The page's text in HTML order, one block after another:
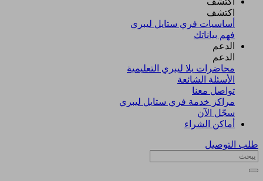
اكتشف​
أساسيات فري ستايل ليبري
فهم بياناتك
الدعم
الدعم
محاضرات يلا ليبري التعليمية
الأسئلة الشائعة
تواصل معنا
مراكز خدمة فري ستايل ليبري
سجّل الآن​
أماكن الشراء
طلب التوصيل